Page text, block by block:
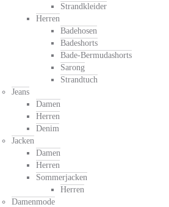
Strandkleider
Herren
Badehosen
Badeshorts
Bade-Bermudashorts
Sarong
Strandtuch
Jeans
Damen
Herren
Denim
Jacken
Damen
Herren
Sommerjacken
Herren
Damenmode